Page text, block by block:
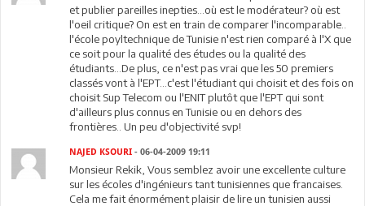
et publier pareilles inepties...où est le modérateur? où est
l'oeil critique? On est en train de comparer l'incomparable..
l'école poyltechnique de Tunisie n'est rien comparé à l'X que
ce soit pour la qualité des études ou la qualité des
étudiants...De plus, ce n'est pas vrai que les 50 premiers
classés vont à l'EPT...c'est l'étudiant qui choisit et des fois on
choisit Sup Telecom ou l'ENIT plutôt que l'EPT qui sont
d'ailleurs plus connus en Tunisie ou en dehors des
frontières.. Un peu d'objectivité svp!
NAJED KSOURI - 06-04-2009 19:11
Monsieur Rekik, Vous semblez avoir une excellente culture
sur les écoles d'ingénieurs tant tunisiennes que francaises.
Cela me fait énormément plaisir de lire un tunisien aussi